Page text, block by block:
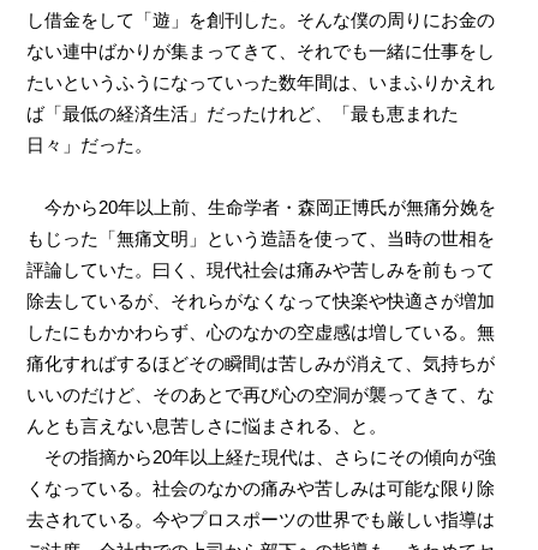
し借金をして「遊」を創刊した。そんな僕の周りにお金の
ない連中ばかりが集まってきて、それでも一緒に仕事をし
たいというふうになっていった数年間は、いまふりかえれ
ば「最低の経済生活」だったけれど、「最も恵まれた
日々」だった。
今から20年以上前、生命学者・森岡正博氏が無痛分娩を
もじった「無痛文明」という造語を使って、当時の世相を
評論していた。曰く、現代社会は痛みや苦しみを前もって
除去しているが、それらがなくなって快楽や快適さが増加
したにもかかわらず、心のなかの空虚感は増している。無
痛化すればするほどその瞬間は苦しみが消えて、気持ちが
いいのだけど、そのあとで再び心の空洞が襲ってきて、な
んとも言えない息苦しさに悩まされる、と。
その指摘から20年以上経た現代は、さらにその傾向が強
くなっている。社会のなかの痛みや苦しみは可能な限り除
去されている。今やプロスポーツの世界でも厳しい指導は